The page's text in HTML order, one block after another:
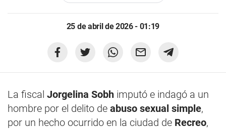
25 de abril de 2026 - 01:19
La fiscal Jorgelina Sobh imputó e indagó a un
hombre por el delito de abuso sexual simple,
por un hecho ocurrido en la ciudad de Recreo,